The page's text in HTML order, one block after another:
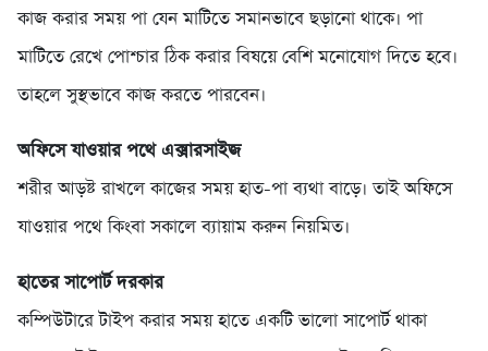
কাজ করার সময় পা যেন মাটিতে সমানভাবে ছড়ানো থাকে। পা
মাটিতে রেখে পোশ্চার ঠিক করার বিষয়ে বেশি মনোযোগ দিতে হবে।
তাহলে সুস্থভাবে কাজ করতে পারবেন।
অফিসে যাওয়ার পথে এক্সারসাইজ
শরীর আড়ষ্ট রাখলে কাজের সময় হাত-পা ব্যথা বাড়ে। তাই অফিসে
যাওয়ার পথে কিংবা সকালে ব্যায়াম করুন নিয়মিত।
হাতের সাপোর্ট দরকার
কম্পিউটারে টাইপ করার সময় হাতে একটি ভালো সাপোর্ট থাকা